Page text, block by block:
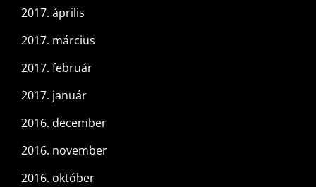
2017. április
2017. március
2017. február
2017. január
2016. december
2016. november
2016. október